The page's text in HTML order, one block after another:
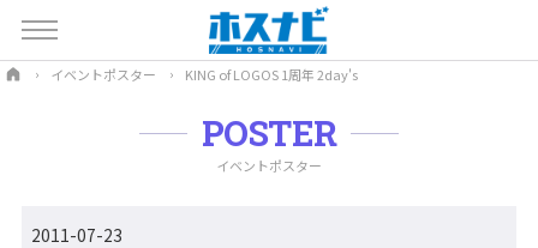
イベントポスター KING of LOGOS 1周年 2day's
POSTER
イベントポスター
2011-07-23